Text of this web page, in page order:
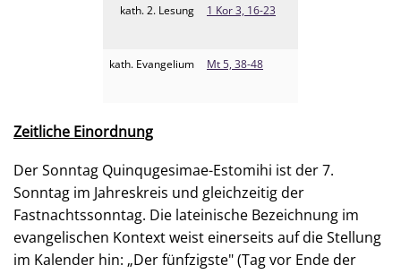
kath. 2. Lesung
kath. Evangelium
1 Kor 3, 16-23
Mt 5, 38-48
Zeitliche Einordnung
Der Sonntag Quinqugesimae-Estomihi ist der 7.
Sonntag im Jahreskreis und gleichzeitig der
Fastnachtssonntag. Die lateinische Bezeichnung im
evangelischen Kontext weist einerseits auf die Stellung
im Kalender hin: „Der fünfzigste" (Tag vor Ende der